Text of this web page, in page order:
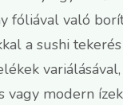
fóliával való
a sushi
vagy modern